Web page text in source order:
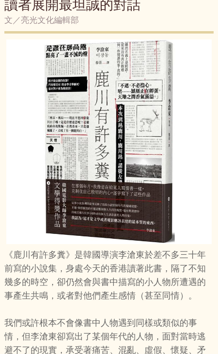
讀者展開最坦誠的對話
文／亮光文化編輯部
《鹿川有許多糞》是韓國導演李滄東於差不多三十年
前寫的小說集，身處今天的香港讀著此書，隔了不知
幾多的時空，卻仍然會與書中描寫的小人物所遭遇的
事產生共鳴，或者對他們產生感情（甚至同情）。
我們或許根本不會像書中人物遇到同樣或類似的事
情，但李滄東卻寫出了某個年代的人物，面對當時逃
避不了的現實，承受著痛苦、混亂、虛假、懷疑、矛